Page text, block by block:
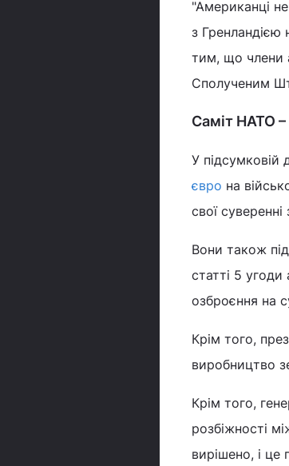
"Американці
з Гренландією
тим, що члени
Сполученим
Саміт НАТО –
У підсумковій
євро на
свої
Вони також
статті 5
озброєння на
Крім того,
виробництво
Крім того,
розбіжності
вирішено, і